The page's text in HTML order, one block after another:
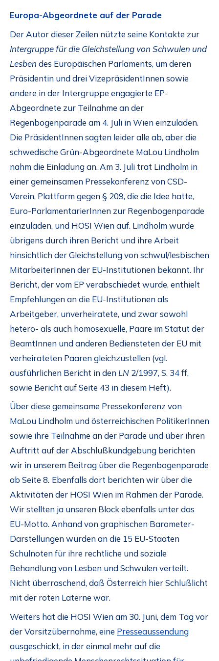
Europa-Abgeordnete auf der Parade
Der Autor dieser Zeilen nützte seine Kontakte zur
Intergruppe für die Gleichstellung von Schwulen und
Lesben des Europäischen Parlaments, um deren
Präsidentin und drei VizepräsidentInnen sowie
andere in der Intergruppe engagierte EP-
Abgeordnete zur Teilnahme an der
Regenbogenparade am 4. Juli in Wien einzuladen.
Die PräsidentInnen sagten leider alle ab, aber die
schwedische Grün-Abgeordnete MaLou Lindholm
nahm die Einladung an. Am 3. Juli trat Lindholm in
einer gemeinsamen Pressekonferenz von CSD-
Verein, Plattform gegen § 209, die die Idee hatte,
Euro-ParlamentarierInnen zur Regenbogenparade
einzuladen, und HOSI Wien auf. Lindholm wurde
übrigens durch ihren Bericht und ihre Arbeit
hinsichtlich der Gleichstellung von schwul/lesbischen
MitarbeiterInnen der EU-Institutionen bekannt. Ihr
Bericht, der vom EP verabschiedet wurde, enthielt
Empfehlungen an die EU-Institutionen als
Arbeitgeber, unverheiratete, und zwar sowohl
hetero- als auch homosexuelle, Paare im Statut der
BeamtInnen und anderen Bediensteten der EU mit
verheirateten Paaren gleichzustellen (vgl.
ausführlichen Bericht in den LN 2/1997, S. 34 ff,
sowie Bericht auf Seite 43 in diesem Heft).
Über diese gemeinsame Pressekonferenz von
MaLou Lindholm und österreichischen PolitikerInnen
sowie ihre Teilnahme an der Parade und über ihren
Auftritt auf der Abschlußkundgebung berichten
wir in unserem Beitrag über die Regenbogenparade
ab Seite 8. Ebenfalls dort berichten wir über die
Aktivitäten der HOSI Wien im Rahmen der Parade.
Wir stellten ja unseren Block ebenfalls unter das
EU-Motto. Anhand von graphischen Barometer-
Darstellungen wurden an die 15 EU-Staaten
Schulnoten für ihre rechtliche und soziale
Behandlung von Lesben und Schwulen verteilt.
Nicht überraschend, daß Österreich hier Schlußlicht
mit der roten Laterne war.
Weiters hat die HOSI Wien am 30. Juni, dem Tag vor
der Vorsitzübernahme, eine Presseaussendung
ausgeschickt, in der einmal mehr auf die